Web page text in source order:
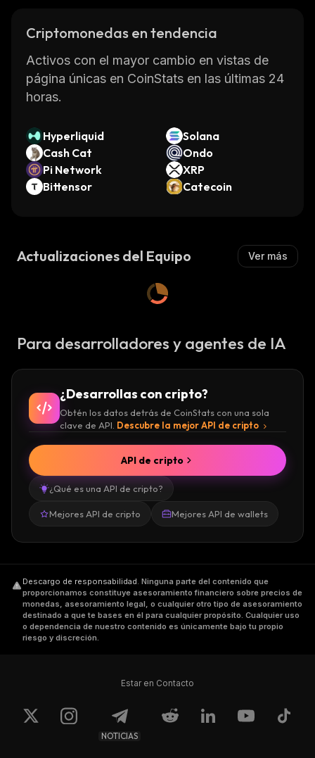
Criptomonedas en tendencia
Activos con el mayor cambio en vistas de
página únicas en CoinStats en las últimas 24
horas.
Hyperliquid
Solana
Cash Cat
Ondo
Pi Network
XRP
Bittensor
Catecoin
Actualizaciones del Equipo Ver más
Para desarrolladores y agentes de IA
¿Desarrollas con cripto?
Obtén los datos detrás de CoinStats con una sola
clave de API. Descubre la mejor API de cripto
¿Qué es una API de cripto?
Mejores API de cripto Mejores API de wallets
API de cripto
Descargo de responsabilidad. Ninguna parte del contenido que
proporcionamos constituye asesoramiento financiero sobre precios de
monedas, asesoramiento legal, o cualquier otro tipo de asesoramiento
destinado a que te bases en él para cualquier propósito. Cualquier uso
o dependencia de nuestro contenido es únicamente bajo tu propio
riesgo y discreción.
Estar en Contacto
NOTICIAS